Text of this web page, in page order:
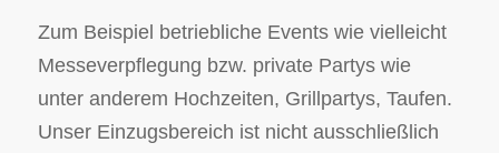
Zum Beispiel betriebliche Events wie vielleicht
Messeverpflegung bzw. private Partys wie
unter anderem Hochzeiten, Grillpartys, Taufen.
Unser Einzugsbereich ist nicht ausschließlich